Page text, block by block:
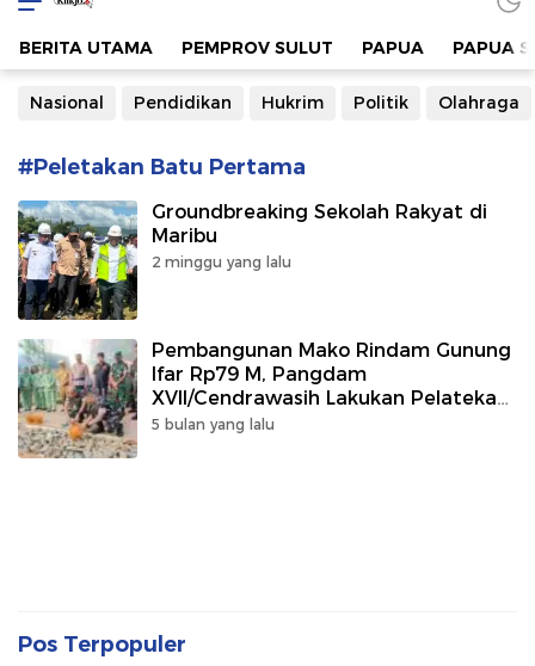
BERITA UTAMA PEMPROV SULUT PAPUA PAPUA
Nasional Pendidikan Hukrim Politik Olahraga
#Peletakan Batu Pertama
Groundbreaking Sekolah Rakyat di
Maribu
2 minggu yang lalu
Pembangunan Mako Rindam Gunung
Ifar Rp79 M, Pangdam
XVII/Cendrawasih Lakukan Pelatekan
Batu Pertama
5 bulan yang lalu
Pos Terpopuler